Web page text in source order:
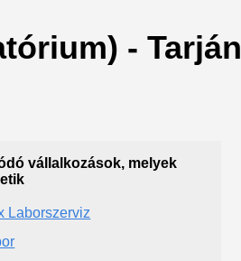
- Tarján
vállalkozások, melyek
Laborszerviz